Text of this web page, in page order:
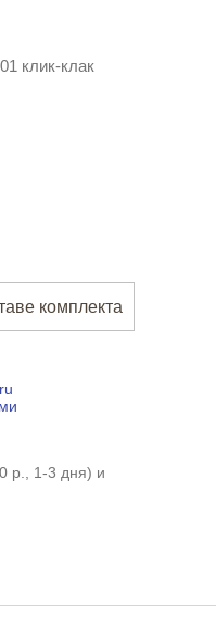
клик-клак
комплекта
р.
, 1-3 дня) и